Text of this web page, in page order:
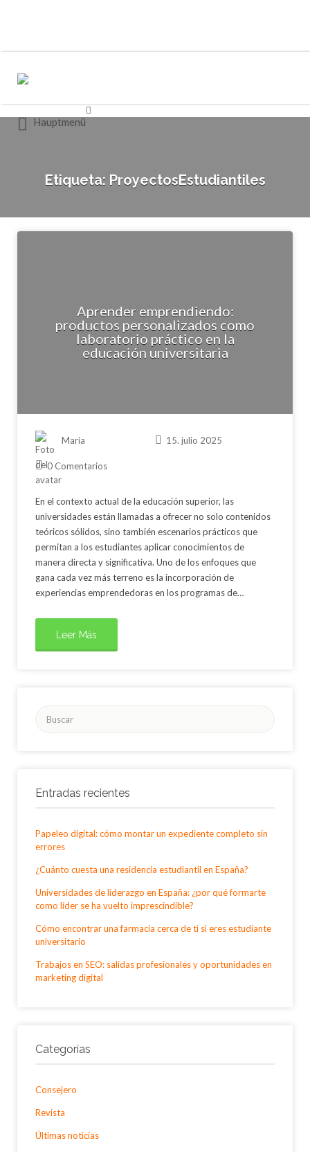
por:
Hauptmenü
Etiqueta: ProyectosEstudiantiles
Aprender emprendiendo:
productos personalizados como
laboratorio práctico en la
educación universitaria
Maria 15. julio 2025
0 Comentarios
En el contexto actual de la educación superior, las
universidades están llamadas a ofrecer no solo contenidos
teóricos sólidos, sino también escenarios prácticos que
permitan a los estudiantes aplicar conocimientos de
manera directa y significativa. Uno de los enfoques que
gana cada vez más terreno es la incorporación de
experiencias emprendedoras en los programas de…
Leer Más
Entradas recientes
Papeleo digital: cómo montar un expediente completo sin
errores
¿Cuánto cuesta una residencia estudiantil en España?
Universidades de liderazgo en España: ¿por qué formarte
como líder se ha vuelto imprescindible?
Cómo encontrar una farmacia cerca de ti si eres estudiante
universitario
Trabajos en SEO: salidas profesionales y oportunidades en
marketing digital
Categorías
Consejero
Revista
Últimas noticias